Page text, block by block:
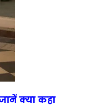
क्या कहा